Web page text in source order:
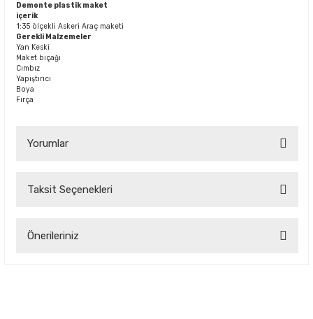
Demonte plastik maket
içerik
1:35 ölçekli Askeri Araç maketi
Gerekli Malzemeler
Yan Keski
Maket bıçağı
Cımbız
Yapıştırıcı
Boya
Fırça
Yorumlar
Taksit Seçenekleri
Önerileriniz